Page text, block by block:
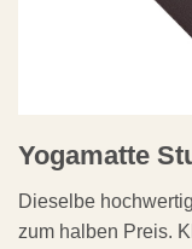
Yogamatte
Dieselbe
zum halben Preis.